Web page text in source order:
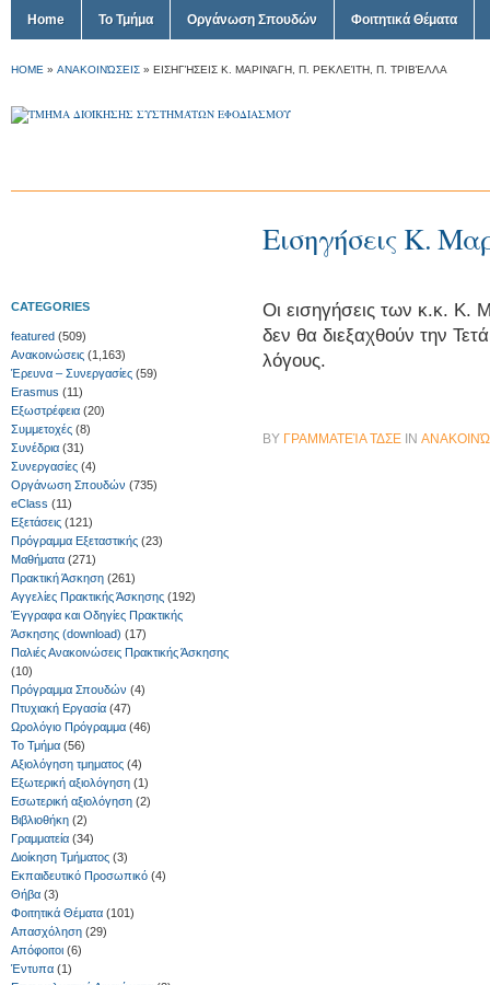
Home Το Τμήμα Οργάνωση Σπουδών Φοιτητικά Θέματα
HOME » ΑΝΑΚΟΙΝΏΣΕΙΣ » ΕΙΣΗΓΉΣΕΙΣ Κ. ΜΑΡΙΝΆΓΗ, Π. ΡΕΚΛΕΊΤΗ, Π. ΤΡΙΒΈΛΛΑ
Εισηγήσεις Κ.
CATEGORIES
featured (509)
Ανακοινώσεις (1,163)
Έρευνα – Συνεργασίες (59)
Erasmus (11)
Εξωστρέφεια (20)
Συμμετοχές (8)
Συνέδρια (31)
Συνεργασίες (4)
Οργάνωση Σπουδών (735)
eClass (11)
Εξετάσεις (121)
Πρόγραμμα Εξεταστικής (23)
Μαθήματα (271)
Πρακτική Άσκηση (261)
Αγγελίες Πρακτικής Άσκησης (192)
Έγγραφα και Οδηγίες Πρακτικής
Άσκησης (download) (17)
Παλιές Ανακοινώσεις Πρακτικής Άσκησης
(10)
Πρόγραμμα Σπουδών (4)
Πτυχιακή Εργασία (47)
Ωρολόγιο Πρόγραμμα (46)
Το Τμήμα (56)
Αξιολόγηση τμηματος (4)
Εξωτερική αξιολόγηση (1)
Εσωτερική αξιολόγηση (2)
Βιβλιοθήκη (2)
Γραμματεία (34)
Διοίκηση Τμήματος (3)
Εκπαιδευτικό Προσωπικό (4)
Θήβα (3)
Φοιτητικά Θέματα (101)
Απασχόληση (29)
Απόφοιτοι (6)
Έντυπα (1)
Οι εισηγήσεις των κ.κ. Κ.
δεν θα διεξαχθούν την
λόγους.
BY ΓΡΑΜΜΑΤΕΊΑ ΤΔΣΕ IN